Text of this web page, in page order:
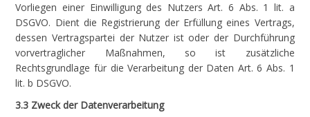
Vorliegen einer Einwilligung des Nutzers Art. 6 Abs. 1 lit. a
DSGVO. Dient die Registrierung der Erfüllung eines Vertrags,
dessen Vertragspartei der Nutzer ist oder der Durchführung
vorvertraglicher Maßnahmen, so ist zusätzliche
Rechtsgrundlage für die Verarbeitung der Daten Art. 6 Abs. 1
lit. b DSGVO.
3.3 Zweck der Datenverarbeitung